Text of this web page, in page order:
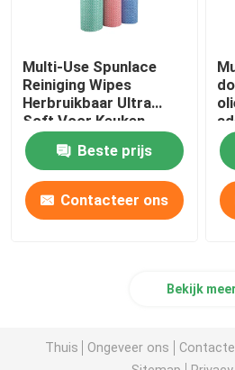
Multi-Use Spunlace
Reiniging Wipes
Herbruikbaar Ultra
Soft Voor Keuken
Beste prijs
Contacteer ons
Bekijk meer
Thuis Ongeveer ons